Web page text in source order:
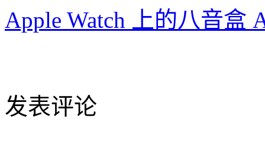
Apple Watch 上的八音盒
发表评论